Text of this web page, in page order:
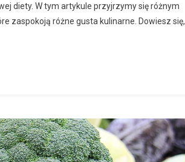
diety. W tym artykule przyjrzymy się różnym
zaspokoją różne gusta kulinarne. Dowiesz się,